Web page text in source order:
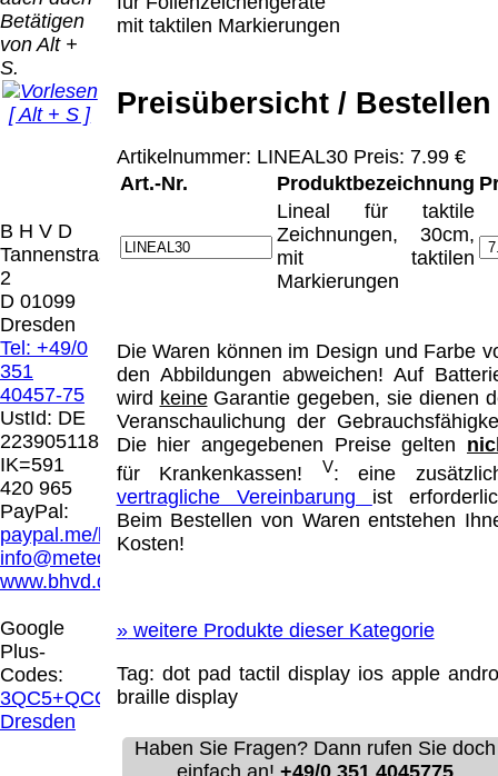
Betätigen
von Alt +
S.
[ Alt + S ]
B H V D
Tannenstrasse
2
D 01099
Dresden
Tel: +49/0
351
40457-75
UstId: DE
223905118
IK=591
420 965
PayPal:
paypal.me/blindenhilfsmittel
info@meteor.vision
www.bhvd.de
Google
Plus-
Codes:
3QC5+QCG
Dresden
mit taktilen Markierungen
Preisübersicht / Bestellen
Artikelnummer: LINEAL30 Preis: 7.99 €
Art.-Nr.
Produktbezeichnung
Lineal für taktile
Zeichnungen, 30cm,
mit taktilen
Markierungen
Die Waren können im Design und Farbe
den Abbildungen abweichen! Auf
wird keineGarantie gegeben, sie dienen
Veranschaulichung der
Die hier angegebenen Preise gelten
für Krankenkassen!
V: eine
vertragliche Vereinbarung ist
Beim Bestellen von Waren entstehen
Kosten!
»weitere Produkte dieser Kategorie
Tag: dot pad tactil displayiosapple
braille display
Haben Sie Fragen? Dann rufen Sie doch
Der Versand erfolgt
Paket.
vom Büro oder
von
Versandart
Lizenzschlüssel
und die
Lieferschein. Sie
erhalten also
keinen
Datenträger.
Die in diesem Dokument genannten
Warenzeichen sind Eigentum der jeweiligen
Firmen. Preisänderungen, Irrtümer und
technische Änderungen vorbehalten.
letzte Änderung: 1. Januar 2026 Blinden
Hilfsmittel Vertrieb Dresden,
Mit einem Urteil vom 12.05.1998 - 312 O
85/98 - Haftung für Links hat das Landgericht
Hamburg entschieden, dass man durch die
Anbringung eines Links, die Inhalte der
gelinkten Seite ggf. mit zu verantworten hat.
Dieses kann nur dadurch verhindert werden,
dass man sich ausdrücklich von diesen
Inhalten distanziert. Hiermit distanzieren wir
uns ausdrücklich von allen Inhalten, aller
gelinkten Seiten auf unserer Homepage und
machen uns diese Inhalte nicht zu eigen.
Diese Erklärung gilt für alle auf unserer
Homepage angebrachten Links.
Die Europäische Kommission stellt eine
2026
Wir
[ 5449 ]